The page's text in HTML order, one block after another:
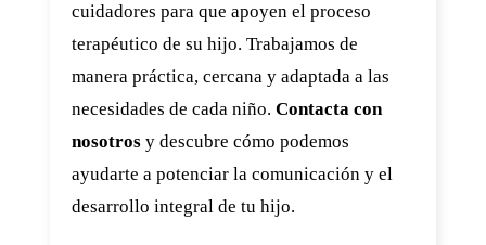
cuidadores para que apoyen el proceso
terapéutico de su hijo. Trabajamos de
manera práctica, cercana y adaptada a las
necesidades de cada niño. Contacta con
nosotros y descubre cómo podemos
ayudarte a potenciar la comunicación y el
desarrollo integral de tu hijo.